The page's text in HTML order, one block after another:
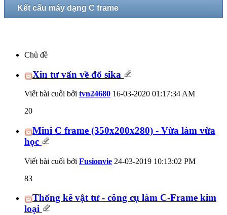
Kết cấu máy dạng C frame
Chủ đề
Xin tư vấn về đổ sika
Viết bài cuối bởi tvn24680 16-03-2020 01:17:34 AM
20
Mini C frame (350x200x280) - Vừa làm vừa
học
Viết bài cuối bởi Fusionvie 24-03-2019 10:13:02 PM
83
Thống kê vật tư - công cụ làm C-Frame kim
loại